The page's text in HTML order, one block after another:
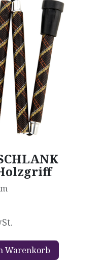
Warenkorb